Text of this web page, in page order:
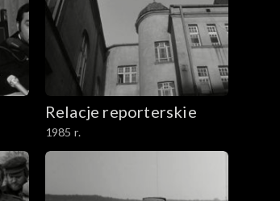
Relacje reporterskie
1985 r.